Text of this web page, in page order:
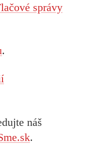
správy
.
náš
.